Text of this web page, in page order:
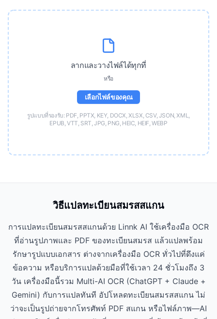
ลากและวางไฟล์ได้ทุกที่
หรือ
เลือกไฟล์ของคุณ
รูปแบบที่รองรับ: PDF, PPTX, KEY, DOCX, XLSX, CSV, JSON, XML,
EPUB, VTT, SRT, JPG, PNG, HEIC, HEIF, WEBP
วิธีแปลทะเบียนสมรสสแกน
การแปลทะเบียนสมรสสแกนด้วย Linnk AI ใช้เครื่องมือ OCR
ที่อ่านรูปภาพและ PDF ของทะเบียนสมรส แล้วแปลพร้อม
รักษารูปแบบเอกสาร ต่างจากเครื่องมือ OCR ทั่วไปที่ดึงแค่
ข้อความ หรือบริการแปลด้วยมือที่ใช้เวลา 24 ชั่วโมงถึง 3
วัน เครื่องมือนี้รวม Multi-AI OCR (ChatGPT + Claude +
Gemini) กับการแปลทันที อัปโหลดทะเบียนสมรสสแกน ไม่
ว่าจะเป็นรูปถ่ายจากโทรศัพท์ PDF สแกน หรือไฟล์ภาพ—AI